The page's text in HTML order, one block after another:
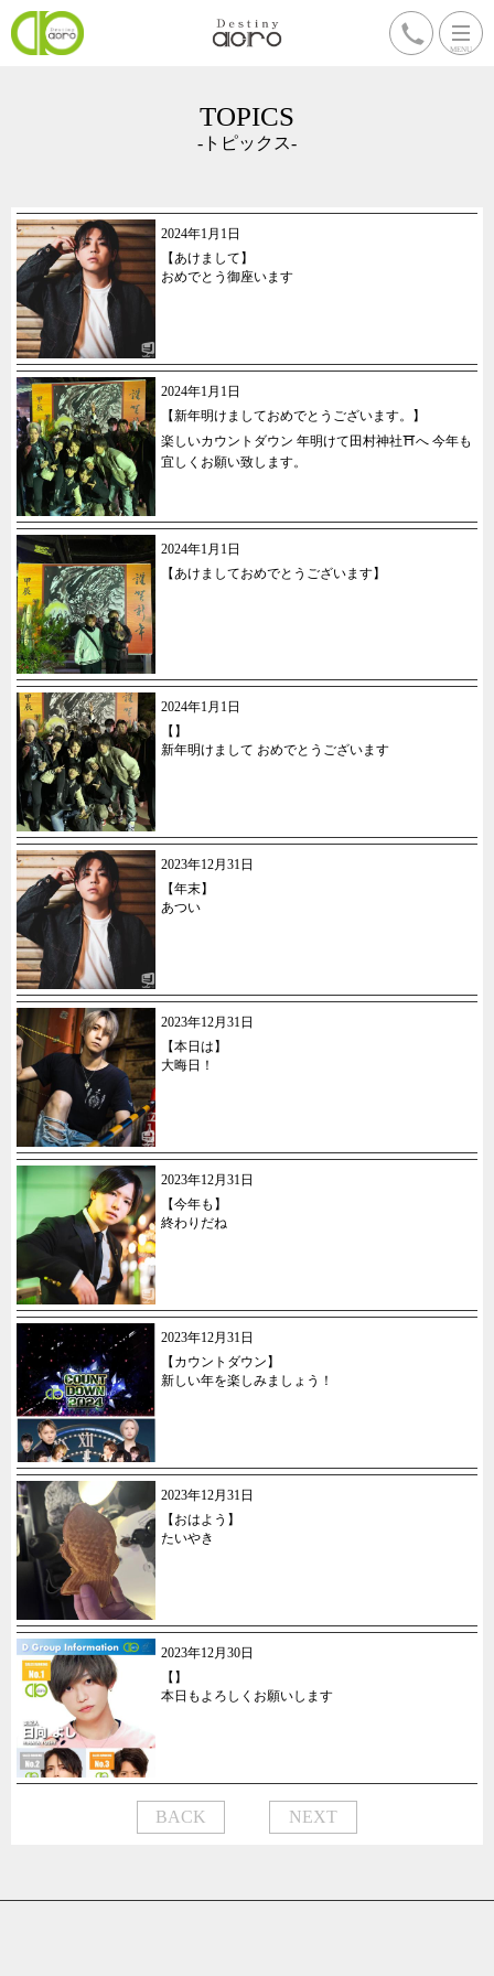
TOPICS
-トピックス-
2024年1月1日
【あけまして】
おめでとう御座います
2024年1月1日
【新年明けましておめでとうございます。】
楽しいカウントダウン 年明けて田村神社⛩へ 今年も
宜しくお願い致します。
2024年1月1日
【あけましておめでとうございます】
2024年1月1日
【】
新年明けまして おめでとうございます
2023年12月31日
【年末】
あつい
2023年12月31日
【本日は】
大晦日！
2023年12月31日
【今年も】
終わりだね
2023年12月31日
【カウントダウン】
新しい年を楽しみましょう！
2023年12月31日
【おはよう】
たいやき
2023年12月30日
【】
本日もよろしくお願いします
BACK NEXT